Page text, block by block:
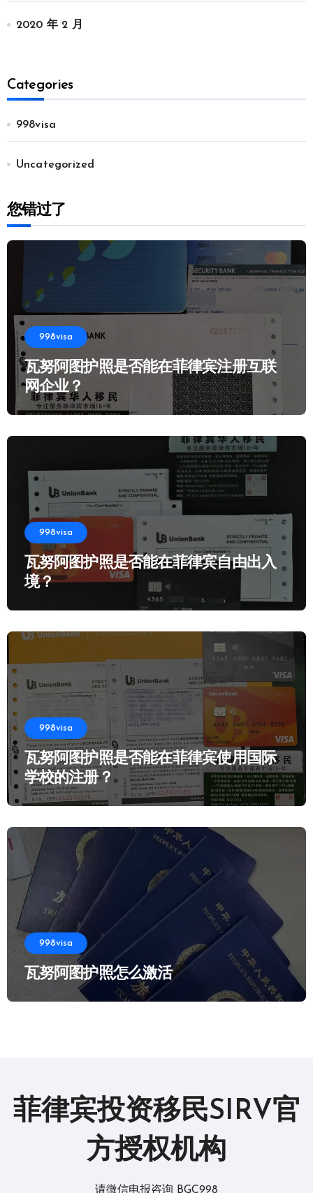
2020 年 2 月
Categories
998visa
Uncategorized
您错过了
998visa
瓦努阿图护照是否能在菲律宾注册互联
网企业？
998visa
瓦努阿图护照是否能在菲律宾自由出入
境？
998visa
瓦努阿图护照是否能在菲律宾使用国际
学校的注册？
998visa
瓦努阿图护照怎么激活
菲律宾投资移民SIRV官
方授权机构
请微信电报咨询 BGC998